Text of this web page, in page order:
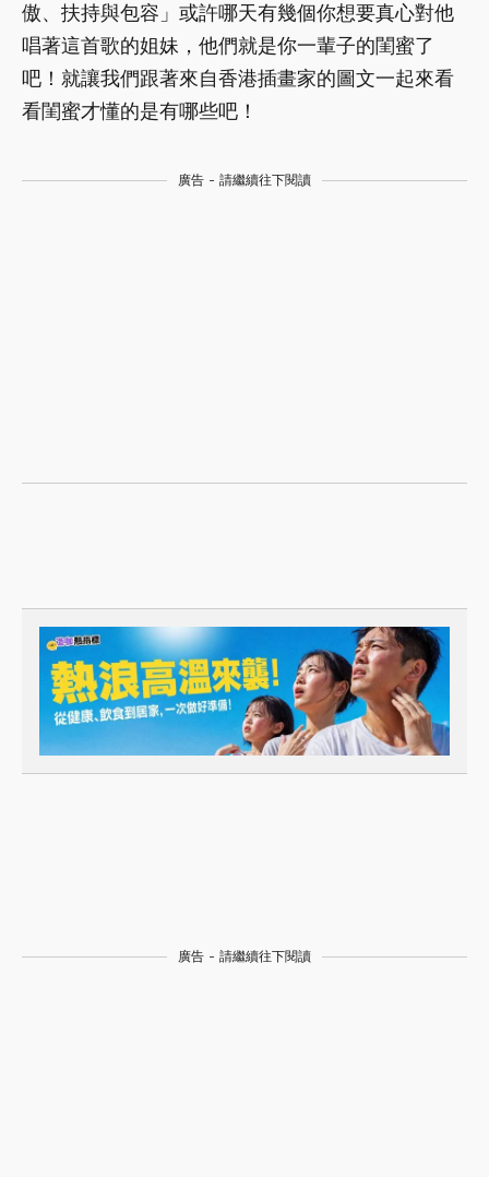
傲、扶持與包容」或許哪天有幾個你想要真心對他
唱著這首歌的姐妹，他們就是你一輩子的閨蜜了
吧！就讓我們跟著來自香港插畫家的圖文一起來看
看閨蜜才懂的是有哪些吧！
廣告 - 請繼續往下閱讀
廣告 - 請繼續往下閱讀